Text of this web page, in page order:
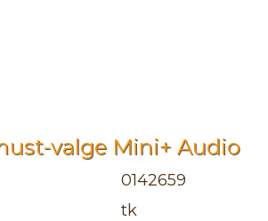
valge Mini+ Audio
0142659
tk